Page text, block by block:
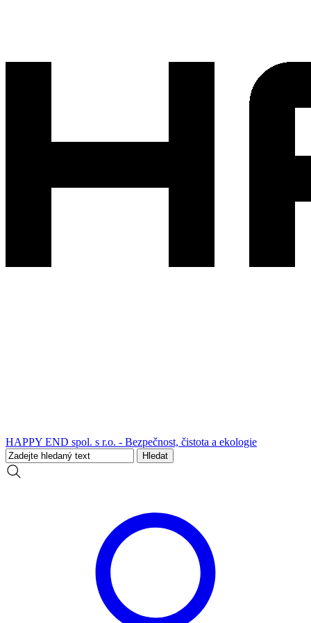
HAPPY END spol. s r.o. - Bezpečnost, čistota a ekologie